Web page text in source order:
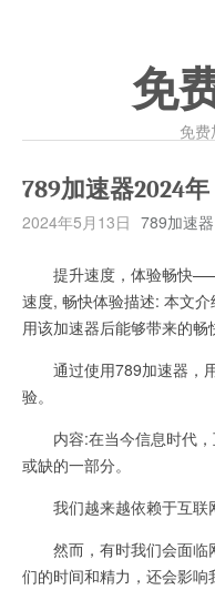
免
免
789加速器2024年
2024年5月13日 789加速器
提升速度，体验畅快
速度, 畅快体验描述: 本文
用该加速器后能够带来的畅
通过使用789加速器，
验。
内容:在当今信息时代，
或缺的一部分。
我们越来越依赖于互联
然而，有时我们会面临
们的时间和精力，还会影响